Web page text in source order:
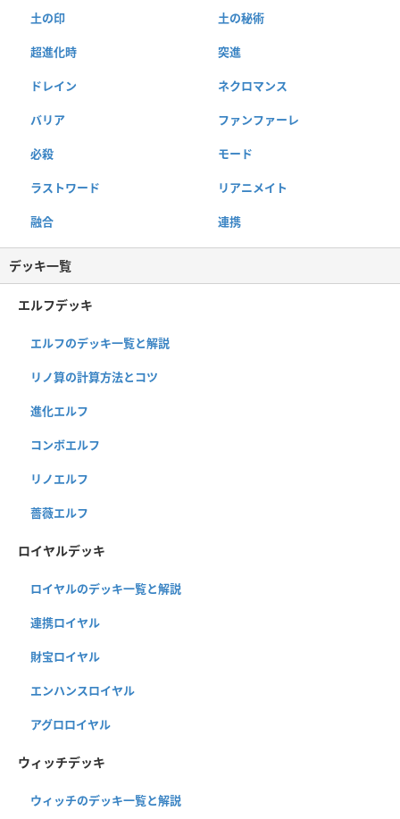
土の印 土の秘術
超進化時 突進
ドレイン ネクロマンス
バリア ファンファーレ
必殺 モード
ラストワード リアニメイト
融合 連携
デッキ一覧
エルフデッキ
エルフのデッキ一覧と解説
リノ算の計算方法とコツ
進化エルフ
コンボエルフ
リノエルフ
薔薇エルフ
ロイヤルデッキ
ロイヤルのデッキ一覧と解説
連携ロイヤル
財宝ロイヤル
エンハンスロイヤル
アグロロイヤル
ウィッチデッキ
ウィッチのデッキ一覧と解説